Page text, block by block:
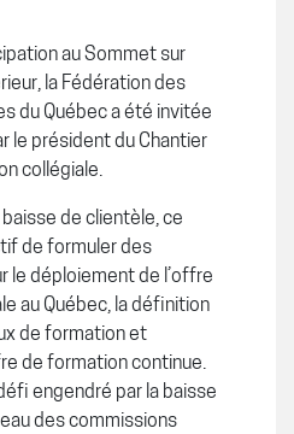
au Sommet sur
la Fédération des
du Québec a été invitée
le président du Chantier
collégiale.
de clientèle, ce
de formuler des
le déploiement de l’offre
au Québec, la définition
de formation et
de formation continue.
engendré par la baisse
des commissions